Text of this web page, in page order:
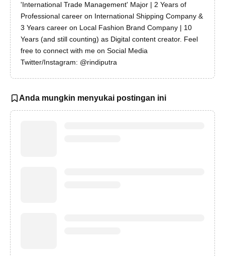
'International Trade Management' Major | 2 Years of
Professional career on International Shipping Company &
3 Years career on Local Fashion Brand Company | 10
Years (and still counting) as Digital content creator. Feel
free to connect with me on Social Media
Twitter/Instagram: @rindiputra
Anda mungkin menyukai postingan ini